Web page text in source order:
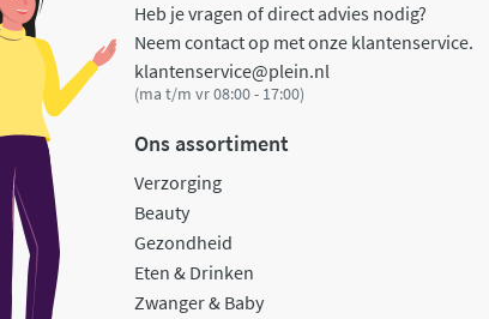
Heb je vragen of direct advies nodig?
Neem contact op met onze klantenservice.
klantenservice@plein.nl
(ma t/m vr 08:00 - 17:00)
Ons assortiment
Verzorging
Beauty
Gezondheid
Eten & Drinken
Zwanger & Baby